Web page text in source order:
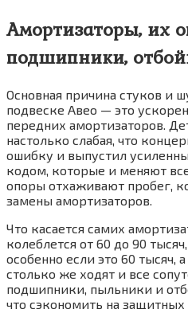
Амортизаторы, их
подшипники,
Основная причина стуков и
подвеске Авео — это
передних амортизаторов.
настолько слабая, что
ошибку и выпустил
кодом, которые и меняют все
опоры отхаживают пробег,
замены амортизаторов.
Что касается самих
колеблется от 60 до 90
особенно если это 60 тысяч,
столько же ходят и все
подшипники, пыльники и
что сэкономить на защитных